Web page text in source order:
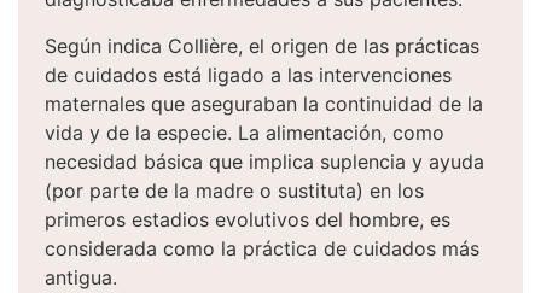
Según indica Collière, el origen de las prácticas
de cuidados está ligado a las intervenciones
maternales que aseguraban la continuidad de la
vida y de la especie. La alimentación, como
necesidad básica que implica suplencia y ayuda
(por parte de la madre o sustituta) en los
primeros estadios evolutivos del hombre, es
considerada como la práctica de cuidados más
antigua.